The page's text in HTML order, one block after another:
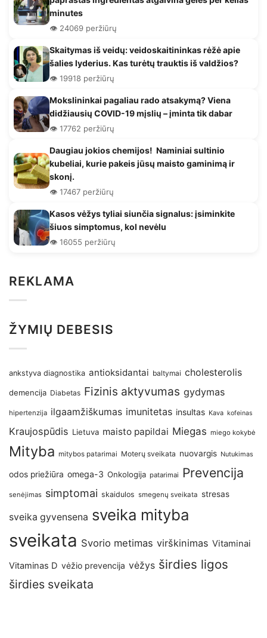
minutes
👁️ 24069 peržiūrų
Skaitymas iš veidų: veidoskaitininkas rėžė apie
šalies lyderius. Kas turėtų trauktis iš valdžios?
👁️ 19918 peržiūrų
Mokslininkai pagaliau rado atsakymą? Viena
didžiausių COVID-19 mįslių – įminta tik dabar
👁️ 17762 peržiūrų
Daugiau jokios chemijos! Naminiai sultinio
kubeliai, kurie pakeis jūsų maisto gaminimą ir
skonį.
👁️ 17467 peržiūrų
Kasos vėžys tyliai siunčia signalus: įsiminkite
šiuos simptomus, kol nevėlu
👁️ 16055 peržiūrų
REKLAMA
ŽYMIŲ DEBESIS
ankstyva diagnostika antioksidantai baltymai cholesterolis
demencija Diabetas Fizinis aktyvumas gydymas
hipertenzija ilgaamžiškumas imunitetas insultas Kava kofeinas
Kraujospūdis Lietuva maisto papildai Miegas miego kokybė
Mityba mitybos patarimai Moterų sveikata nuovargis Nutukimas
odos priežiūra omega-3 Onkologija patarimai Prevencija
senėjimas simptomai skaidulos smegenų sveikata stresas
sveika gyvensena sveika mityba
sveikata Svorio metimas virškinimas Vitaminai
Vitaminas D vėžio prevencija vėžys širdies ligos
širdies sveikata